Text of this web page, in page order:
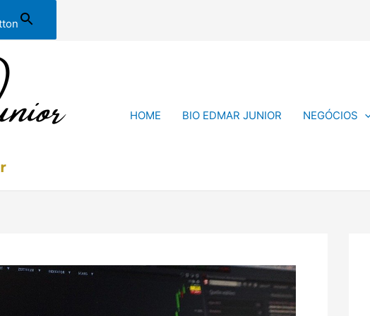
HOME
BIO EDMAR JUNIOR NEGÓCIOS